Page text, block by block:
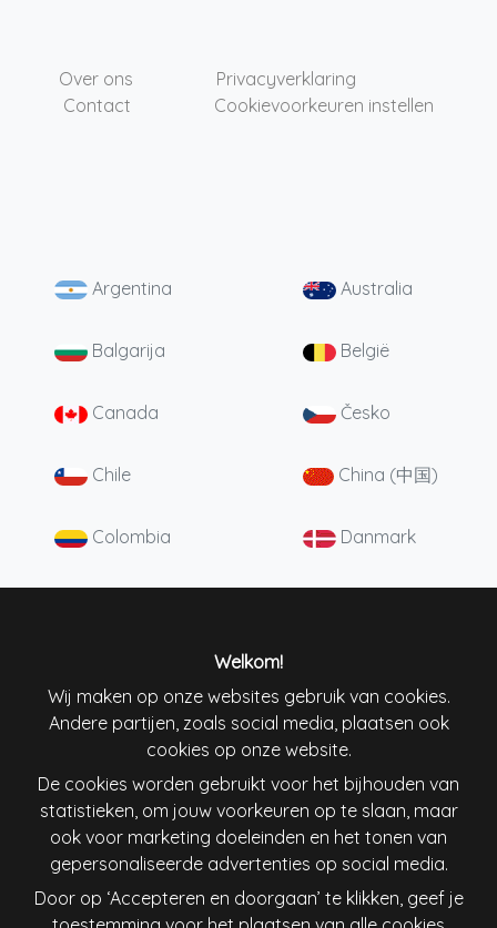
Over ons
Privacyverklaring
Contact
Cookievoorkeuren instellen
Argentina Australia
Balgarija België
Canada Česko
Chile China (中国)
Colombia Danmark
Ireland Italiana
Lietuva Magyarország
Nederland New Zealand
Österreich Polska
Welkom!
Wij maken op onze websites gebruik van cookies.
Andere partijen, zoals social media, plaatsen ook
cookies op onze website.
De cookies worden gebruikt voor het bijhouden van
statistieken, om jouw voorkeuren op te slaan, maar
ook voor marketing doeleinden en het tonen van
gepersonaliseerde advertenties op social media.
Door op ‘Accepteren en doorgaan’ te klikken, geef je